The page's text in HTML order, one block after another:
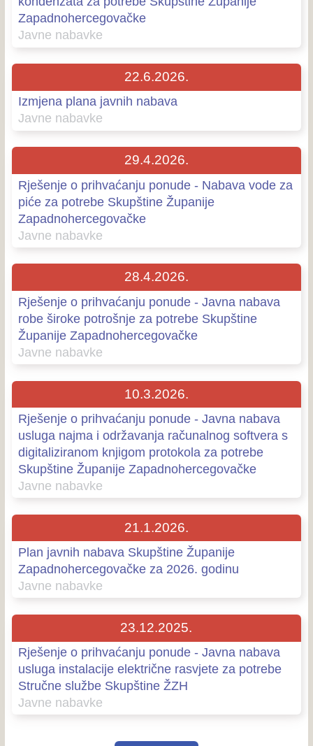
Zapadnohercegovačke
Javne nabavke
Izmjena plana javnih nabava
22.6.2026.
Javne nabavke
Rješenje o prihvaćanju ponude - Nabava vode za
piće za potrebe Skupštine Županije
Zapadnohercegovačke
29.4.2026.
Javne nabavke
Rješenje o prihvaćanju ponude - Javna nabava
robe široke potrošnje za potrebe Skupštine
Županije Zapadnohercegovačke
28.4.2026.
Javne nabavke
Rješenje o prihvaćanju ponude - Javna nabava
usluga najma i održavanja računalnog softvera s
digitaliziranom knjigom protokola za potrebe
Skupštine Županije Zapadnohercegovačke
10.3.2026.
Javne nabavke
Plan javnih nabava Skupštine Županije
Zapadnohercegovačke za 2026. godinu
21.1.2026.
Javne nabavke
Rješenje o prihvaćanju ponude - Javna nabava
usluga instalacije električne rasvjete za potrebe
Stručne službe Skupštine ŽZH
23.12.2025.
Javne nabavke